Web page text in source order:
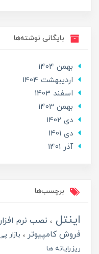
بایگانی نوشته‌ها
بهمن 1404
ارديبهشت 1404
اسفند 1403
بهمن 1403
دی 1402
دی 1401
آذر 1401
برچسب‌ها
اینتل نصب نرم افزار
فروش کامپیوتر
بازار
ریزرایانه ها